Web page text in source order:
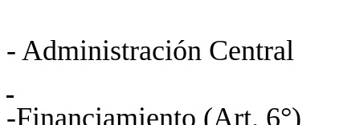
- Administración
-Financiamiento